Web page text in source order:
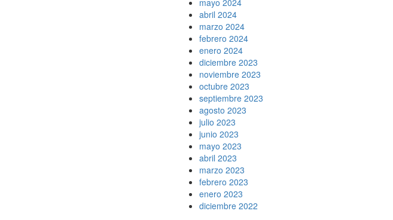
mayo 2024
abril 2024
marzo 2024
febrero 2024
enero 2024
diciembre 2023
noviembre 2023
octubre 2023
septiembre 2023
agosto 2023
julio 2023
junio 2023
mayo 2023
abril 2023
marzo 2023
febrero 2023
enero 2023
diciembre 2022